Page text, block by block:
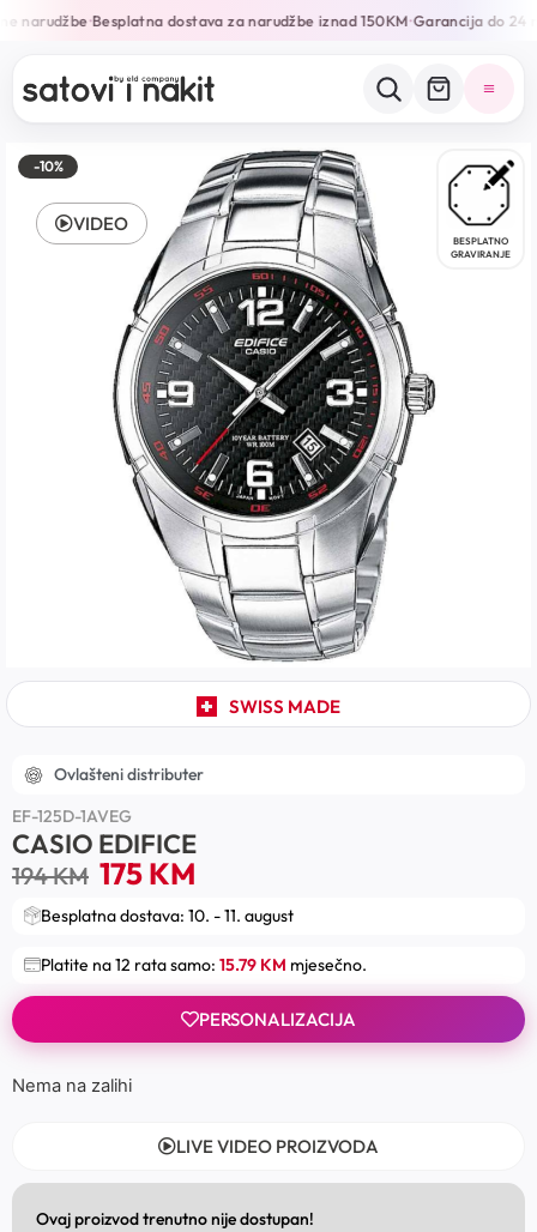
narudžbe•Besplatna dostava za narudžbe iznad 150KM•Garancija do 24
-10%
BESPLATNO
GRAVIRANJE
SWISS MADE
VIDEO
Ovlašteni distributer
EF-125D-1AVEG
CASIO EDIFICE
194KM 175KM
Besplatna dostava: 10. - 11. august
Platite na 12 rata samo: 15.79 KM mjesečno.
PERSONALIZACIJA
Nema na zalihi
LIVE VIDEO PROIZVODA
Ovaj proizvod trenutno nije dostupan!